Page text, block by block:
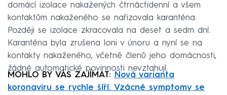
domácí izolace nakažených čtrnáctidenní a všem
kontaktům nakaženého se nařizovala karanténa.
Později se izolace zkracovala na deset a sedm dní.
Karanténa byla zrušena loni v únoru a nyní se na
kontakty nakaženého, včetně členů jeho domácnosti,
žádné automatické povinnosti nevztahují.
MOHLO BY VÁS ZAJÍMAT:
Nová varianta
koronaviru se rychle šíří. Vzácné symptomy se